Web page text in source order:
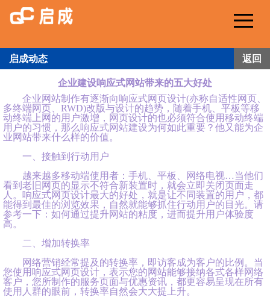
启成动态 返回
企业建设响应式网站带来的五大好处
企业网站制作有逐渐向响应式网页设计(亦称自适性网页、
多终端网页、RWD)改版与设计的趋势，随着手机、平板等移
动终端上网的用户激增，网页设计的也必须符合使用移动终端
用户的习惯，那么响应式网站建设为何如此重要？他又能为企
业网站带来什么样的价值。
一、接触到行动用户
越来越多移动端使用者：手机、平板、网络电视…当他们
看到老旧网页的显示不符合新装置时，就会立即关闭页面走
人。响应式网页设计最大的好处，就是让不同装置的用户，都
能得到最佳的浏览效果，自然就能够抓住行动用户的目光。请
参考一下：如何通过提升网站的粘度，进而提升用户体验度
高。
二、增加转换率
网络营销经常提及的转换率，即访客成为客户的比例。当
您使用响应式网页设计，表示您的网站能够接纳各式各样网络
客户，您所制作的服务页面与优惠资讯，都更容易呈现在所有
使用人群的眼前，转换率自然会大大提上升。